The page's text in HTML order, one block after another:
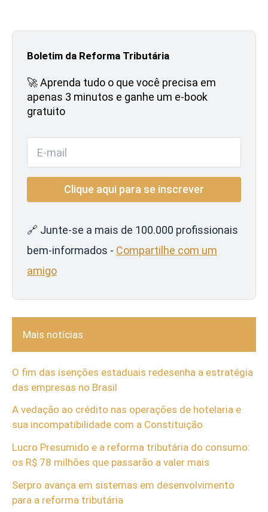
Boletim da Reforma Tributária
🚀 Aprenda tudo o que você precisa em
apenas 3 minutos e ganhe um e-book
gratuito
🔗 Junte-se a mais de 100.000 profissionais
bem-informados - Compartilhe com um
amigo
Mais notícias
O fim das isenções estaduais redesenha a estratégia
das empresas no Brasil
A vedação ao crédito nas operações de hotelaria e
sua incompatibilidade com a Constituição
Lucro Presumido e a reforma tributária do consumo:
os R$ 78 milhões que passarão a valer mais
Serpro avança em sistemas em desenvolvimento
para a reforma tributária